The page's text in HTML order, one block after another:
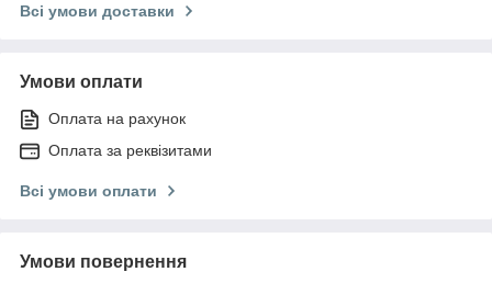
Всі умови доставки
Умови оплати
Оплата на рахунок
Оплата за реквізитами
Всі умови оплати
Умови повернення